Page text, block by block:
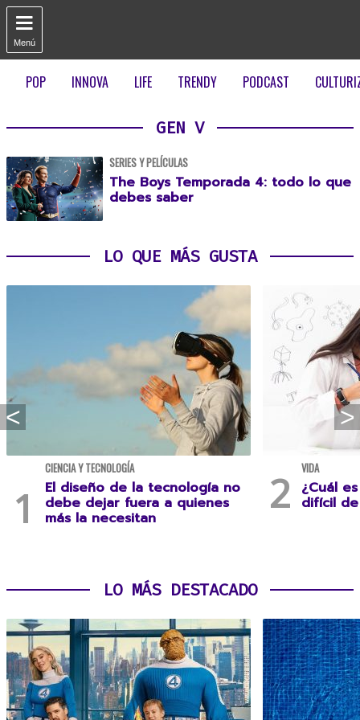

Menú
POP INNOVA LIFE TRENDY PODCAST
GEN V
SERIES Y PELÍCULAS
The Boys Temporada 4: todo lo que
debes saber
LO QUE MÁS GUSTA
CIENCIA Y TECNOLOGÍA
El diseño de la tecnología no
debe dejar fuera a quienes
más la necesitan
VIDA
¿Cuál
difícil
LO MÁS DESTACADO